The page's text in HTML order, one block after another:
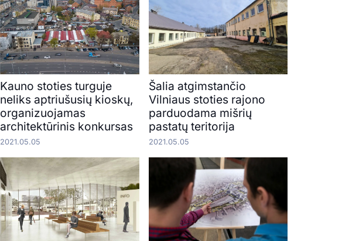
Kauno stoties turguje
neliks aptriušusių kioskų,
organizuojamas
architektūrinis konkursas
2021.05.05
Šalia atgimstančio
Vilniaus stoties rajono
parduodama mišrių
pastatų teritorija
2021.05.05